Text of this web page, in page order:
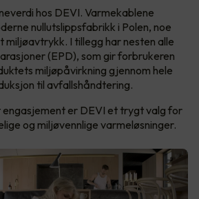
hos DEVI. Varmekablene
nullutslippsfabrikk i Polen, noe
miljøavtrykk. I tillegg har nesten alle
(EPD), som gir forbrukeren
miljøpåvirkning gjennom hele
til avfallshåndtering.
er DEVI et trygt valg for
og miljøvennlige varmeløsninger.